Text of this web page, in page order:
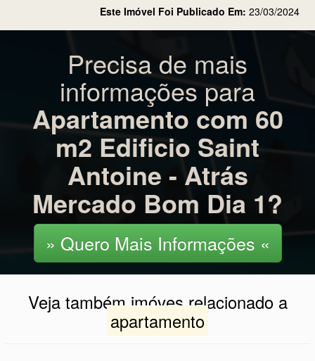
Este Imóvel Foi Publicado Em: 23/03/2024
Precisa de mais
informações para
Apartamento com 60
m2 Edificio Saint
Antoine - Atrás
Mercado Bom Dia 1?
» Quero Mais Informações «
Veja também imóves relacionado a
apartamento